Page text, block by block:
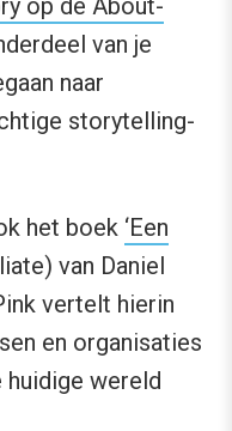
op de About-
van je
naar
storytelling-
het boek ‘Een
van Daniel
vertelt hierin
en organisaties
huidige wereld